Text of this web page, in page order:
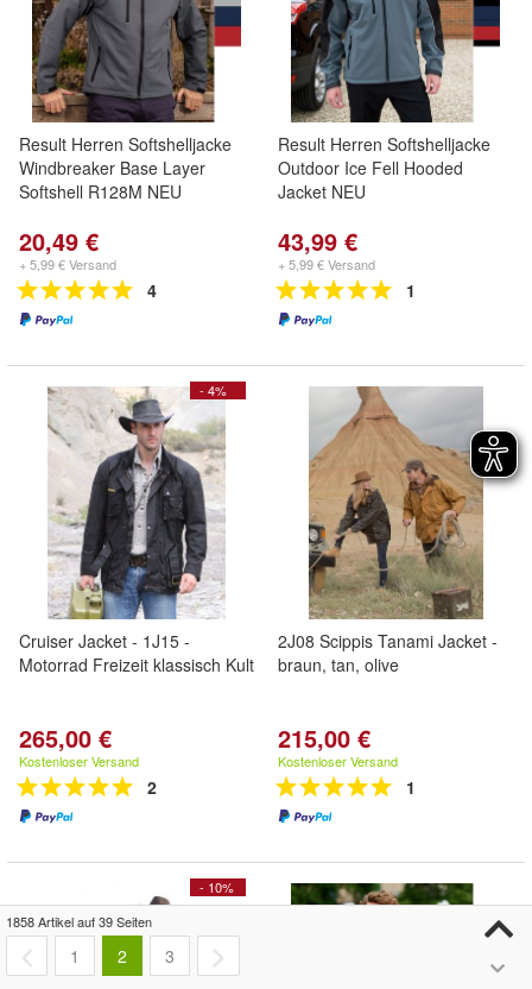
Result Herren Softshelljacke
Windbreaker Base Layer
Softshell R128M NEU
20,49 €
+ 5,99 € Versand
4
Result Herren Softshelljacke
Outdoor Ice Fell Hooded
Jacket NEU
43,99 €
+ 5,99 € Versand
1
- 4%
Cruiser Jacket - 1J15 -
Motorrad Freizeit klassisch Kult
265,00 €
Kostenloser Versand
2
2J08 Scippis Tanami Jacket -
braun, tan, olive
215,00 €
Kostenloser Versand
1
- 10%
1858 Artikel auf 39 Seiten
1 2 3